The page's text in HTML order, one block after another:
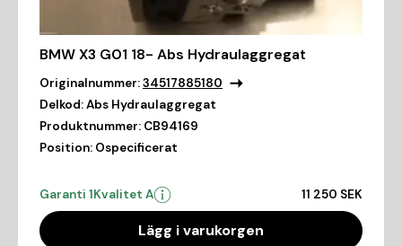
BMW X3 G01 18- Abs Hydraulaggregat
Originalnummer:34517885180
Delkod:Abs Hydraulaggregat
Produktnummer: CB94169
Position: Ospecificerat
Garanti 1Kvalitet A 11 250 SEK
Lägg i varukorgen